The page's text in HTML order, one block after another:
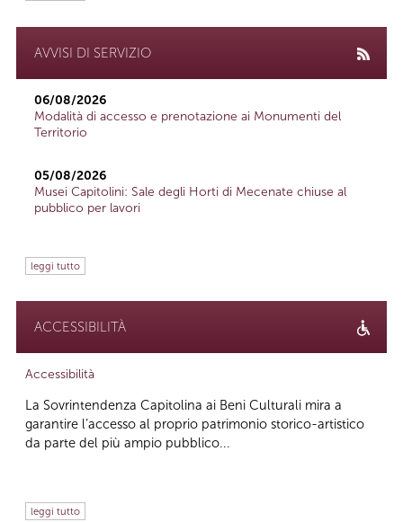
AVVISI DI SERVIZIO
06/08/2026
Modalità di accesso e prenotazione ai Monumenti del
Territorio
05/08/2026
Musei Capitolini: Sale degli Horti di Mecenate chiuse al
pubblico per lavori
leggi tutto
ACCESSIBILITÀ
Accessibilità
La Sovrintendenza Capitolina ai Beni Culturali mira a
garantire l’accesso al proprio patrimonio storico-artistico
da parte del più ampio pubblico...
leggi tutto